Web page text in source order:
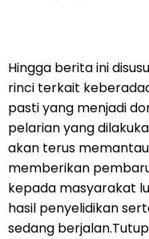
Hingga berita ini
rinci terkait
pasti yang menjadi
pelarian yang
akan terus
memberikan
kepada masyarakat
hasil penyelidikan
sedang